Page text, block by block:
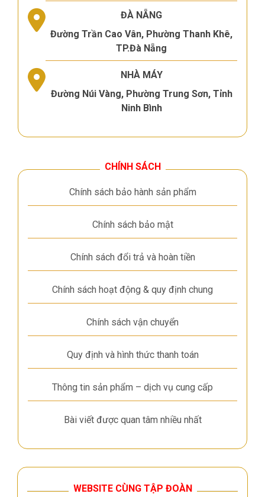
ĐÀ NẴNG
Đường Trần Cao Vân, Phường Thanh Khê,
TP.Đà Nẵng
NHÀ MÁY
Đường Núi Vàng, Phường Trung Sơn, Tỉnh
Ninh Bình
CHÍNH SÁCH
Chính sách bảo hành sản phẩm
Chính sách bảo mật
Chính sách đổi trả và hoàn tiền
Chính sách hoạt động & quy định chung
Chính sách vận chuyển
Quy định và hình thức thanh toán
Thông tin sản phẩm – dịch vụ cung cấp
Bài viết được quan tâm nhiều nhất
WEBSITE CÙNG TẬP ĐOÀN